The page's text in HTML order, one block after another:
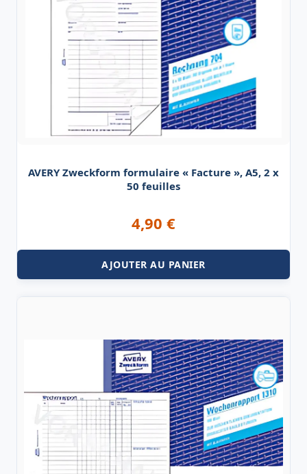
AVERY Zweckform formulaire « Facture », A5, 2 x
50 feuilles
4,90 €
AJOUTER AU PANIER